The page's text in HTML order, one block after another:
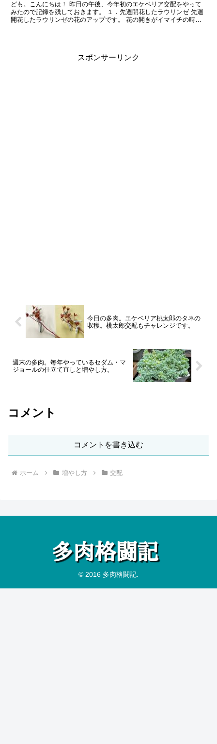
ども。こんにちは！ 昨日の午後、今年初のエケベリア交配をやって
みたので記録を残しておきます。 １．先週開花したラウリンゼ 先週
開花したラウリンゼの花のアップです。 花の開きがイマイチの時
スポンサーリンク
今日の多肉。エケベリア桃太郎のタネの
収穫。桃太郎交配もチャレンジです。
週末の多肉。毎年やっているセダム・マ
ジョールの仕立て直しと増やし方。
コメント
コメントを書き込む
ホーム 増やし方 交配
© 2016 多肉格闘記.